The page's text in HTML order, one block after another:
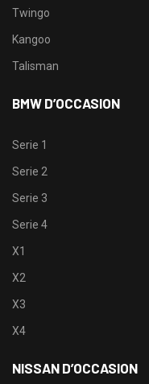
Twingo
Kangoo
Talisman
BMW D’OCCASION
Serie 1
Serie 2
Serie 3
Serie 4
X1
X2
X3
X4
NISSAN D’OCCASION